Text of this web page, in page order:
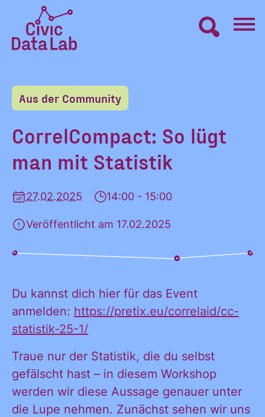
Inhalt
springen
Lab
Startseite
LERNEN
MACHEN
BLOG
ÜBER UNS
KONTAKT
Aus der Community
CorrelCompact: So lügt
man mit Statistik
27.02.2025 14:00 - 15:00
Veröffentlicht am 17.02.2025
Du kannst dich hier für das Event
anmelden: https://pretix.eu/correlaid/cc-
statistik-25-1/
Traue nur der Statistik, die du selbst
gefälscht hast – in diesem Workshop
werden wir diese Aussage genauer unter
die Lupe nehmen. Zunächst sehen wir uns